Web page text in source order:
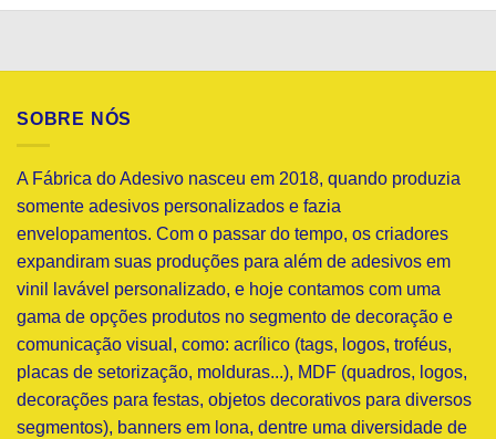
SOBRE NÓS
A Fábrica do Adesivo nasceu em 2018, quando produzia
somente adesivos personalizados e fazia
envelopamentos. Com o passar do tempo, os criadores
expandiram suas produções para além de adesivos em
vinil lavável personalizado, e hoje contamos com uma
gama de opções produtos no segmento de decoração e
comunicação visual, como: acrílico (tags, logos, troféus,
placas de setorização, molduras...), MDF (quadros, logos,
decorações para festas, objetos decorativos para diversos
segmentos), banners em lona, dentre uma diversidade de